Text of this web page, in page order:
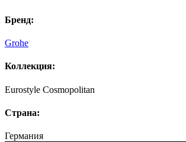
Бренд:
Grohe
Коллекция:
Eurostyle Cosmopolitan
Страна:
Германия